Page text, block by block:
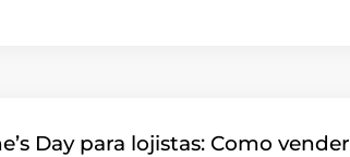
Day para lojistas: Como vender